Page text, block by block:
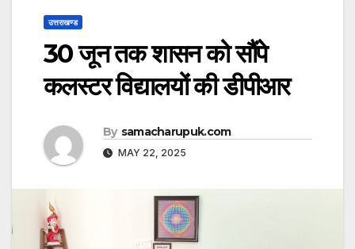
उत्तराखण्ड
30 जून तक शासन को सौंपे
कलस्टर विद्यालयों की डीपीआर
By samacharupuk.com
MAY 22, 2025